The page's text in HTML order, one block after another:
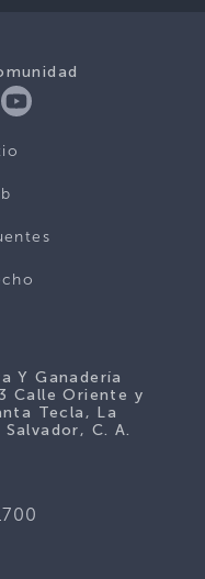
Y Ganadería
Calle Oriente y
Tecla, La
C. A.